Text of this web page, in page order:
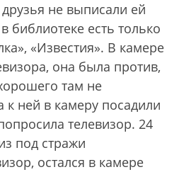
не выписали ей
библиотеке есть только
«Известия». В камере
она была против,
там не
к ней в камеру посадили
телевизор. 24
под стражи
остался в камере